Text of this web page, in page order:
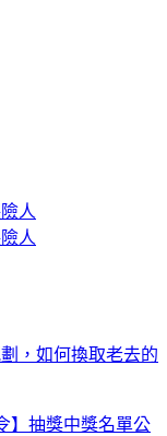
，如何換取老去的
】抽獎中獎名單公